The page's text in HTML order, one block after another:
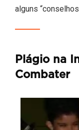
alguns
Plágio na
Combater